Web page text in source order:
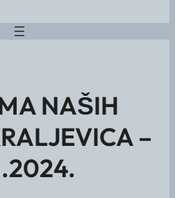
NAŠIH
–